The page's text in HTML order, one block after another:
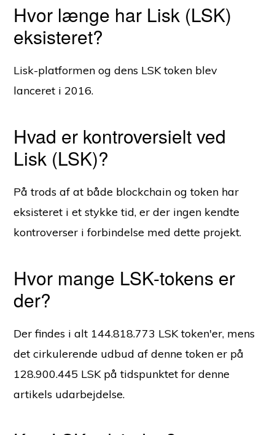
Hvor længe har Lisk (LSK)
eksisteret?
Lisk-platformen og dens LSK token blev
lanceret i 2016.
Hvad er kontroversielt ved
Lisk (LSK)?
På trods af at både blockchain og token har
eksisteret i et stykke tid, er der ingen kendte
kontroverser i forbindelse med dette projekt.
Hvor mange LSK-tokens er
der?
Der findes i alt 144.818.773 LSK token'er, mens
det cirkulerende udbud af denne token er på
128.900.445 LSK på tidspunktet for denne
artikels udarbejdelse.